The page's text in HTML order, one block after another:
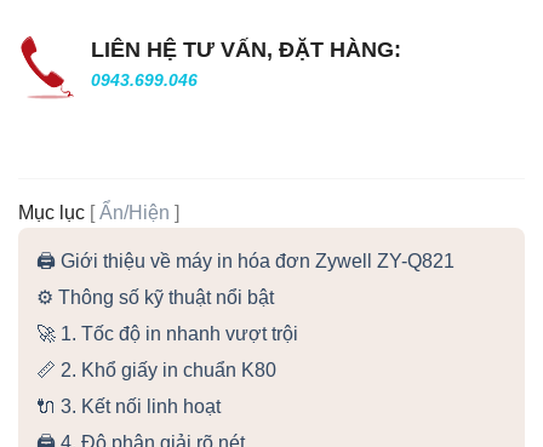
LIÊN HỆ TƯ VẤN, ĐẶT HÀNG:
0943.699.046
Mục lục [Ẩn/Hiện ]
🖨️ Giới thiệu về máy in hóa đơn Zywell ZY-Q821
⚙️ Thông số kỹ thuật nổi bật
🚀 1. Tốc độ in nhanh vượt trội
📏 2. Khổ giấy in chuẩn K80
🔌 3. Kết nối linh hoạt
🖨️ 4. Độ phân giải rõ nét